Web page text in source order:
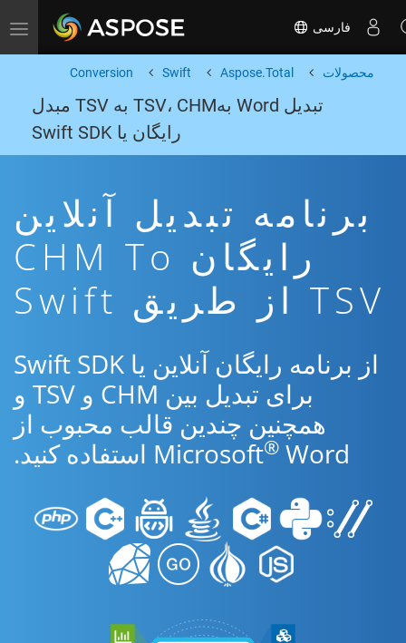
Toggle navigation فارسی
محصولات Aspose.Total
Swift
Conversion
تبدیل Word بهTSV، CHM به TSV مبدل
رایگان یا Swift SDK
برنامه تبدیل آنلاین
رایگان CHM To
TSV از طریق Swift
از برنامه رایگان آنلاین یا Swift SDK
برای تبدیل بین CHM و TSV و
همچنین چندین قالب محبوب از
Microsoft® Word استفاده کنید.